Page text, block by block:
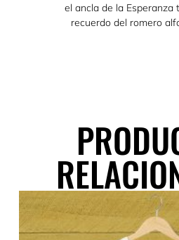
el ancla de la Esperanza
recuerdo del romero